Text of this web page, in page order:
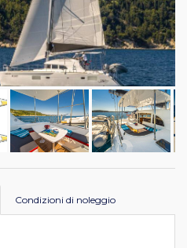
Condizioni di noleggio